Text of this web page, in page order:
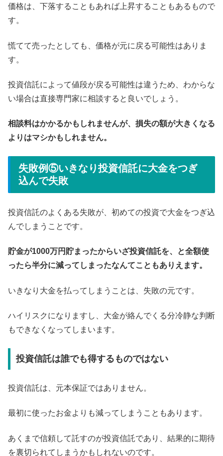
価格は、下落することもあれば上昇することもあるもので
す。
慌てて売ったとしても、価格が元に戻る可能性はありま
す。
投資信託によって値段が戻る可能性は違うため、わからな
い場合は直接専門家に相談すると良いでしょう。
相談料はかかるかもしれませんが、損失の額が大きくなる
よりはマシかもしれません。
失敗例⑤いきなり投資信託に大金をつぎ
込んで失敗
投資信託のよくある失敗が、初めての投資で大金をつぎ込
んでしまうことです。
貯金が1000万円貯まったからいざ投資信託を、と全額使
ったら半分に減ってしまったなんてこともありえます。
いきなり大金を払ってしまうことは、失敗の元です。
ハイリスクになりますし、大金が絡んでくる分冷静な判断
もできなくなってしまいます。
投資信託は誰でも得するものではない
投資信託は、元本保証ではありません。
最初に使ったお金よりも減ってしまうこともあります。
あくまで信頼して託すのが投資信託であり、結果的に期待
を裏切られてしまうかもしれないのです。